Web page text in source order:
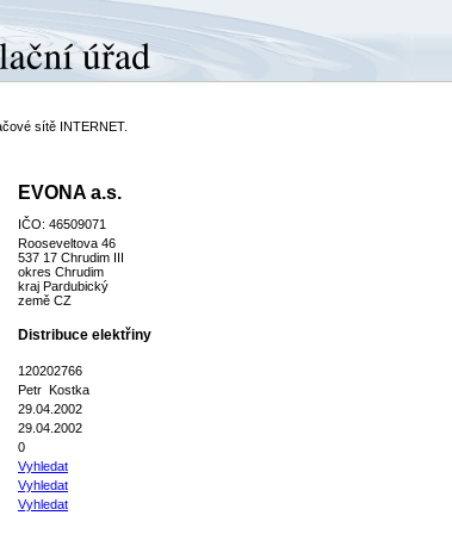
sítě INTERNET.
EVONA a.s.
IČO: 46509071
Rooseveltova 46
537 17 Chrudim III
okres Chrudim
kraj Pardubický
země CZ
Distribuce elektřiny
120202766
Petr Kostka
29.04.2002
29.04.2002
0
Vyhledat
Vyhledat
Vyhledat